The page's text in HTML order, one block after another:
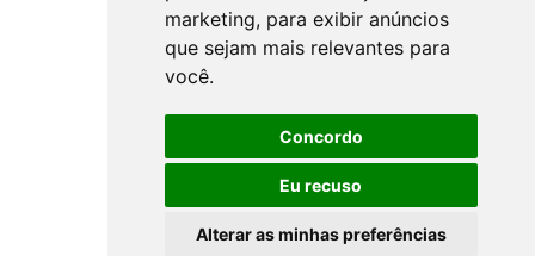
marketing, para exibir anúncios
que sejam mais relevantes para
você.
Concordo
Eu recuso
Alterar as minhas preferências